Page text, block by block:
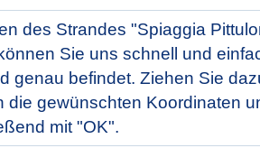
des Strandes "Spiaggia
Sie uns schnell und
genau befindet. Ziehen Sie
die gewünschten Koordinaten
mit "OK".